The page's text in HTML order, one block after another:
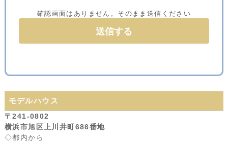
確認画面はありません。そのまま送信ください
モデルハウス
〒241-0802
横浜市旭区上川井町686番地
◇都内から